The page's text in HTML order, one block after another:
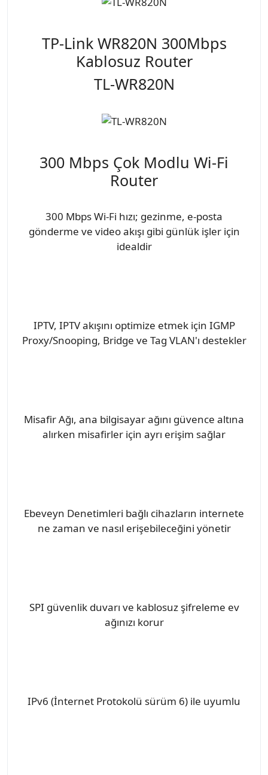
TP-Link WR820N 300Mbps
Kablosuz Router
TL-WR820N
300 Mbps Çok Modlu Wi-Fi
Router
300 Mbps Wi-Fi hızı; gezinme, e-posta
gönderme ve video akışı gibi günlük işler için
idealdir
IPTV, IPTV akışını optimize etmek için IGMP
Proxy/Snooping, Bridge ve Tag VLAN'ı destekler
Misafir Ağı, ana bilgisayar ağını güvence altına
alırken misafirler için ayrı erişim sağlar
Ebeveyn Denetimleri bağlı cihazların internete
ne zaman ve nasıl erişebileceğini yönetir
SPI güvenlik duvarı ve kablosuz şifreleme ev
ağınızı korur
IPv6 (İnternet Protokolü sürüm 6) ile uyumlu